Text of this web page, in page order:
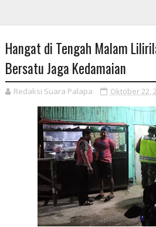
Hangat di Tengah Malam
Bersatu Jaga Kedamaian
Redaksi Suara Palapa Oktober 22,